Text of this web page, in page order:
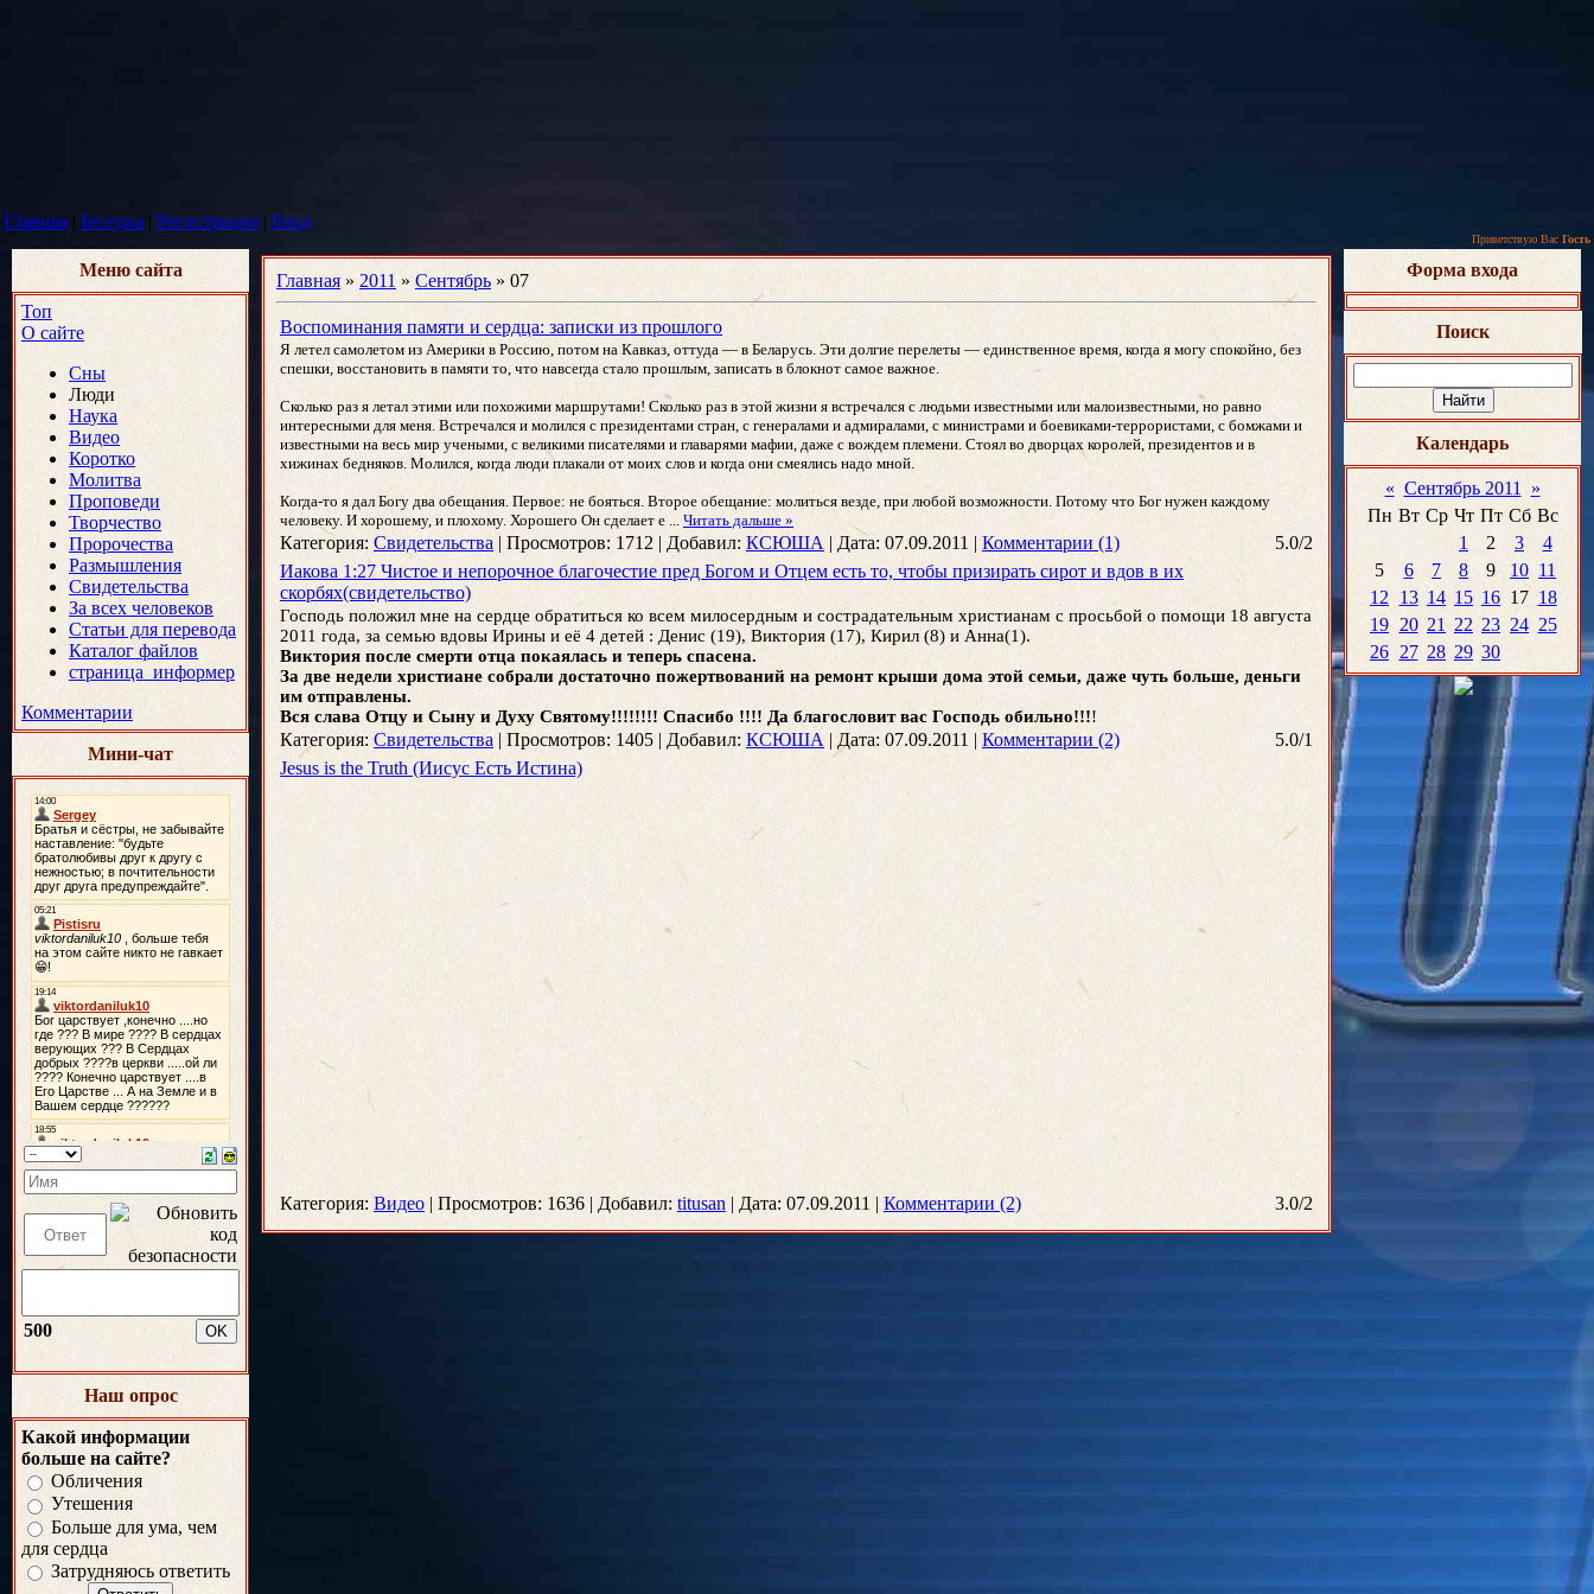
Главная | Беседка | Регистрация | Вход
Приветствую Вас Гость
Меню сайта
Топ
О сайте
Сны
Люди
Наука
Видео
Коротко
Молитва
Проповеди
Творчество
Пророчества
Размышления
Свидетельства
За всех человеков
Статьи для перевода
Каталог файлов
страница_информер
Комментарии
Мини-чат
500
Наш опрос
Какой информации
больше на сайте?
Обличения
Утешения
Больше для ума, чем
для сердца
Затрудняюсь ответить
Главная » 2011 » Сентябрь » 07
Воспоминания памяти и сердца: записки из прошлого
Я летел самолетом из Америки в Россию, потом на Кавказ, оттуда — в Беларусь. Эти долгие перелеты — единственное время, когда я могу спокойно, без
спешки, восстановить в памяти то, что навсегда стало прошлым, записать в блокнот самое важное.
Сколько раз я летал этими или похожими маршрутами! Сколько раз в этой жизни я встречался с людьми известными или малоизвестными, но равно
интересными для меня. Встречался и молился с президентами стран, с генералами и адмиралами, с министрами и боевиками-террористами, с бомжами и
известными на весь мир учеными, с великими писателями и главарями мафии, даже с вождем племени. Стоял во дворцах королей, президентов и в
хижинах бедняков. Молился, когда люди плакали от моих слов и когда они смеялись надо мной.
Когда-то я дал Богу два обещания. Первое: не бояться. Второе обещание: молиться везде, при любой возможности. Потому что Бог нужен каждому
человеку. И хорошему, и плохому. Хорошего Он сделает е ... Читать дальше »
5.0/2
Категория: Свидетельства | Просмотров: 1712 | Добавил: КСЮША | Дата: 07.09.2011 | Комментарии (1)
Иакова 1:27 Чистое и непорочное благочестие пред Богом и Отцем есть то, чтобы призирать сирот и вдов в их
скорбях(свидетельство)
Господь положил мне на сердце обратиться ко всем милосердным и сострадательным христианам с просьбой о помощи 18 августа
2011 года, за семью вдовы Ирины и её 4 детей : Денис (19), Виктория (17), Кирил (8) и Анна(1).
Виктория после смерти отца покаялась и теперь спасена.
За две недели христиане собрали достаточно пожертвований на ремонт крыши дома этой семьи, даже чуть больше, деньги
им отправлены.
Вся слава Отцу и Сыну и Духу Святому!!!!!!!! Спасибо !!!! Да благословит вас Господь обильно!!!!
5.0/1
Категория: Свидетельства | Просмотров: 1405 | Добавил: КСЮША | Дата: 07.09.2011 | Комментарии (2)
Jesus is the Truth (Иисус Есть Истина)
3.0/2
Категория: Видео | Просмотров: 1636 | Добавил: titusan | Дата: 07.09.2011 | Комментарии (2)
Форма входа
Поиск
Календарь
« Сентябрь 2011
»
Пн Вт Ср Чт Пт Сб Вс
1
2 3
4
5
6 7 8 9 10 11
12
13 14 15 16 17 18
19 20 21 22 23 24 25
26 27 28 29 30